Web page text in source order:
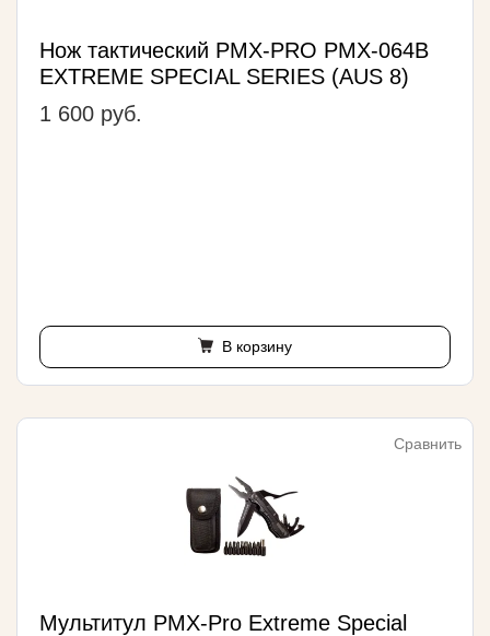
Нож тактический PMX-PRO PMX-064B
EXTREME SPECIAL SERIES (AUS 8)
1 600 руб.
В корзину
Сравнить
Мультитул PMX-Pro Extreme Special